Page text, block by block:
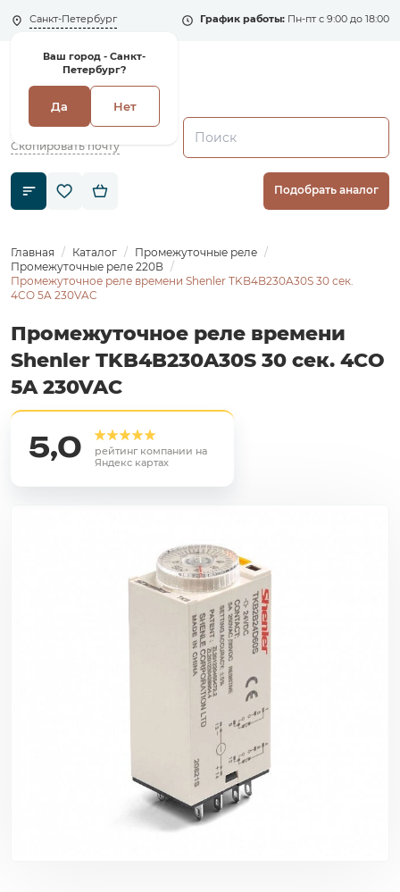
Санкт-Петербург
Ваш город - Санкт-
Петербург?
Да Нет
График работы: Пн-пт с 9:00 до 18:00
Скопировать почту
Подобрать аналог
Главная Каталог
Промежуточные реле
Промежуточные реле 220В
Промежуточное реле времени Shenler TKB4B230A30S 30 сек.
4CO 5A 230VAC
Промежуточное реле времени
Shenler TKB4B230A30S 30 сек. 4CO
5A 230VAC
5,0
рейтинг компании на
Яндекс картах